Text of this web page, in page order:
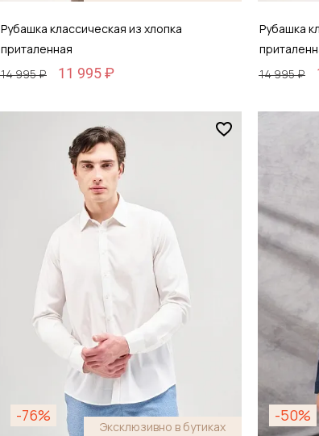
Рубашка классическая из хлопка
приталенная
14 995 ₽
11 995 ₽
38 / 44
Добавить в корзину
Рубашка
14 995 ₽
-76%
Эксклюзивно в бутиках
-50%